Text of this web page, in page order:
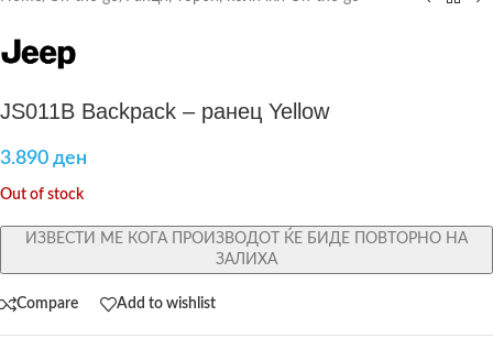
JS011B Backpack – ранец Yellow
3.890 ден
Out of stock
ИЗВЕСТИ МЕ КОГА ПРОИЗВОДОТ ЌЕ БИДЕ ПОВТОРНО НА
ЗАЛИХА
Compare Add to wishlist